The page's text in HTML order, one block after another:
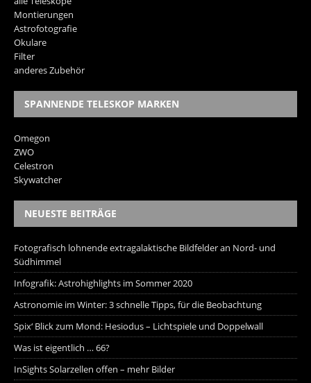
Montierungen
Astrofotografie
Okulare
Filter
anderes Zubehör
SPANNENDE TELESKOP MARKEN
Omegon
ZWO
Celestron
Skywatcher
NEUESTE BEITRÄGE
Fotografisch lohnende extragalaktische Bildfelder an Nord- und
Südhimmel
Infografik: Astrohighlights im Sommer 2020
Astronomie im Winter: 3 schnelle Tipps, für die Beobachtung
Spix‘ Blick zum Mond: Hesiodus – Lichtspiele und Doppelwall
Was ist eigentlich … 66?
InSights Solarzellen offen – mehr Bilder